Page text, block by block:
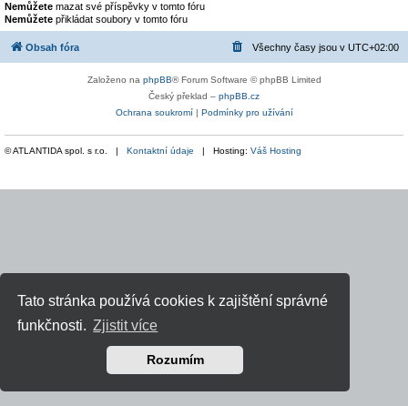
Tato stránka používá cookies k zajištění správné
funkčnosti. Zjistit více
Rozumím
Nemůžete mazat své příspěvky v tomto fóru
Nemůžete přikládat soubory v tomto fóru
Obsah fóra Všechny časy jsou v UTC+02:00
Založeno na phpBB® Forum Software © phpBB Limited
Český překlad – phpBB.cz
Ochrana soukromí| Podmínky pro užívání
© ATLANTIDA spol. s r.o. | Kontaktní údaje | Hosting: Váš Hosting